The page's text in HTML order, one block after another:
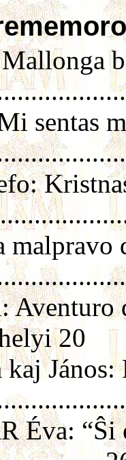
sentas
Aventuro
20
Éva: “Ŝi